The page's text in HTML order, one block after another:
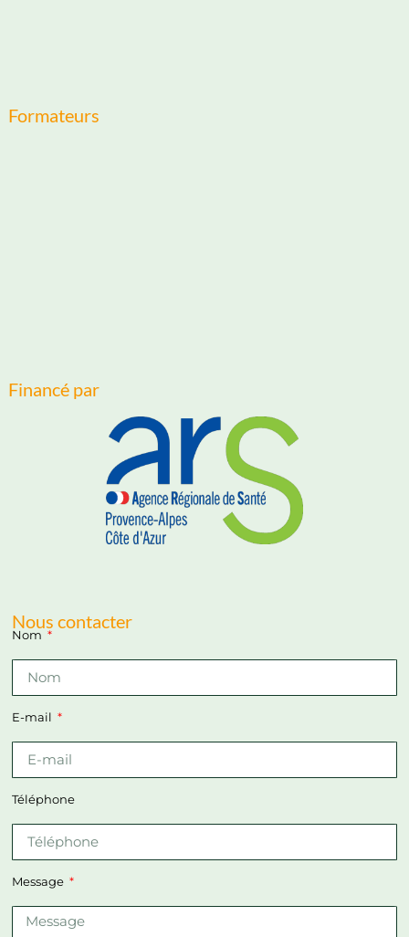
Formateurs
Financé par
Nous contacter
Nom
E-mail
Téléphone
Message